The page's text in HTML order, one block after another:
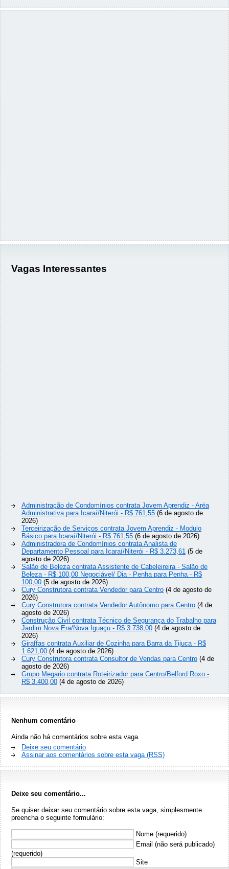
Vagas Interessantes
Administração de Condomínios contrata Jovem Aprendiz - Aréa
Administrativa para Icaraí/Niterói - R$ 761,55 (6 de agosto de
2026)
Terceirização de Serviços contrata Jovem Aprendiz - Modulo
Básico para Icaraí/Niterói - R$ 761,55 (6 de agosto de 2026)
Administradora de Condomínios contrata Analista de
Departamento Pessoal para Icaraí/Niterói - R$ 3.273,61 (5 de
agosto de 2026)
Salão de Beleza contrata Assistente de Cabeleireira - Salão de
Beleza - R$ 100,00 Negociável/ Dia - Penha para Penha - R$
100,00 (5 de agosto de 2026)
Cury Construtora contrata Vendedor para Centro (4 de agosto de
2026)
Cury Construtora contrata Vendedor Autônomo para Centro (4 de
agosto de 2026)
Construção Civil contrata Técnico de Segurança do Trabalho para
Jardim Nova Era/Nova Iguaçu - R$ 3.738,00 (4 de agosto de
2026)
Giraffas contrata Auxiliar de Cozinha para Barra da Tijuca - R$
1.621,00 (4 de agosto de 2026)
Cury Construtora contrata Consultor de Vendas para Centro (4 de
agosto de 2026)
Grupo Megario contrata Roteirizador para Centro/Belford Roxo -
R$ 3.400,00 (4 de agosto de 2026)
Nenhum comentário
Ainda não há comentários sobre esta vaga.
Deixe seu comentário
Assinar aos comentários sobre esta vaga (RSS)
Deixe seu comentário...
Se quiser deixar seu comentário sobre esta vaga, simplesmente
preencha o seguinte formulário:
Nome (requerido)
Email (não será publicado)
(requerido)
Site